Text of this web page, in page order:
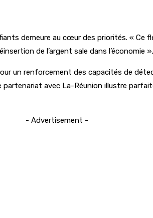
demeure au cœur des priorités. « Ce
de l’argent sale dans l’économie
un renforcement des capacités de
avec La-Réunion illustre
- Advertisement -